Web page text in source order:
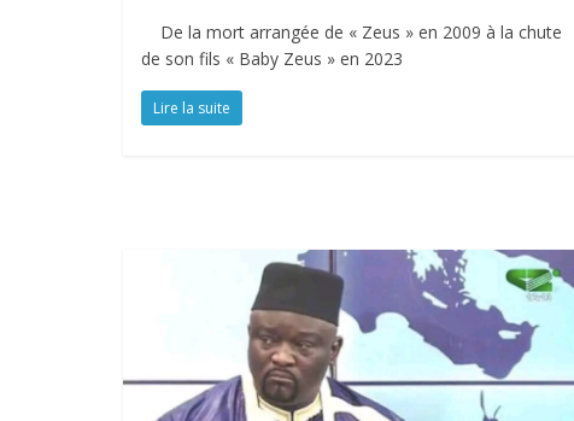
De la mort arrangée de « Zeus » en 2009 à la chute
de son fils « Baby Zeus » en 2023
Lire la suite